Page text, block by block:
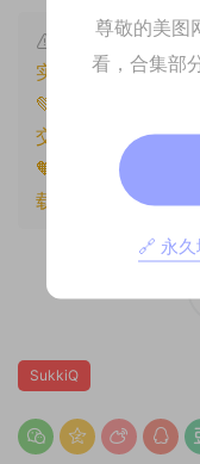
本文资源仅供
实将封禁账号权限
💚本文资源均来源
交工单处理。
🧡原文链接：
载请注明出处。
SukkiQ
尊敬的美图
看，合集部
🔗 永